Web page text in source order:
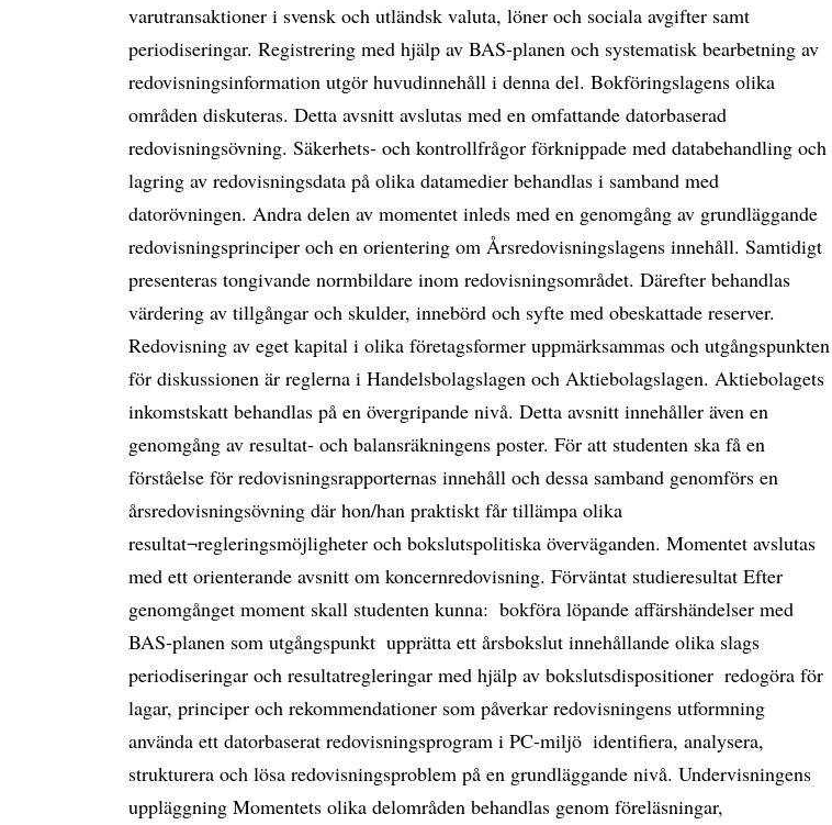
varutransaktioner i svensk och utländsk valuta, löner och sociala avgifter samt
periodiseringar. Registrering med hjälp av BAS-planen och systematisk bearbetning av
redovisningsinformation utgör huvudinnehåll i denna del. Bokföringslagens olika
områden diskuteras. Detta avsnitt avslutas med en omfattande datorbaserad
redovisningsövning. Säkerhets- och kontrollfrågor förknippade med databehandling och
lagring av redovisningsdata på olika datamedier behandlas i samband med
datorövningen. Andra delen av momentet inleds med en genomgång av grundläggande
redovisningsprinciper och en orientering om Årsredovisningslagens innehåll. Samtidigt
presenteras tongivande normbildare inom redovisningsområdet. Därefter behandlas
värdering av tillgångar och skulder, innebörd och syfte med obeskattade reserver.
Redovisning av eget kapital i olika företagsformer uppmärksammas och utgångspunkten
för diskussionen är reglerna i Handelsbolagslagen och Aktiebolagslagen. Aktiebolagets
inkomstskatt behandlas på en övergripande nivå. Detta avsnitt innehåller även en
genomgång av resultat- och balansräkningens poster. För att studenten ska få en
förståelse för redovisningsrapporternas innehåll och dessa samband genomförs en
årsredovisningsövning där hon/han praktiskt får tillämpa olika
resultat¬regleringsmöjligheter och bokslutspolitiska överväganden. Momentet avslutas
med ett orienterande avsnitt om koncernredovisning. Förväntat studieresultat Efter
genomgånget moment skall studenten kunna:  bokföra löpande affärshändelser med
BAS-planen som utgångspunkt  upprätta ett årsbokslut innehållande olika slags
periodiseringar och resultatregleringar med hjälp av bokslutsdispositioner  redogöra för
lagar, principer och rekommendationer som påverkar redovisningens utformning 
använda ett datorbaserat redovisningsprogram i PC-miljö  identifiera, analysera,
strukturera och lösa redovisningsproblem på en grundläggande nivå. Undervisningens
uppläggning Momentets olika delområden behandlas genom föreläsningar,